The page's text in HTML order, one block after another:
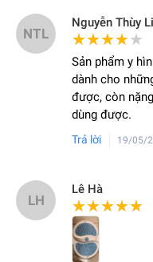
NTL
Nguyễn Thùy
★★★★★
★★★★★
Sản phẩm y
dành cho
được, còn
dùng được.
Trả lời 19/05/
LH
Lê Hà
★★★★★
★★★★★